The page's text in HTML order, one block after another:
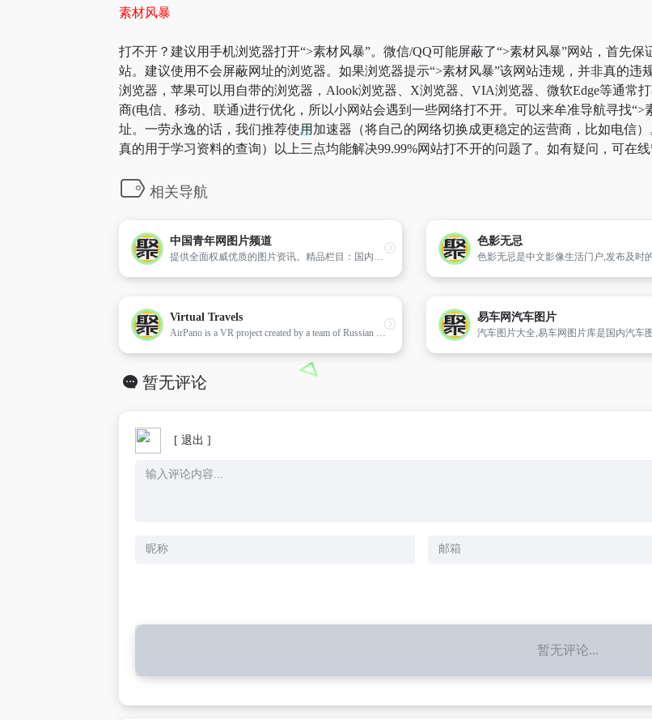
素材风暴
打不开？建议用手机浏览器打开“>素材风暴”。微信/QQ可能屏蔽了“>素材风暴”网站，首先
站。建议使用不会屏蔽网址的浏览器。如果浏览器提示“>素材风暴”该网站违规，并非真的
浏览器，苹果可以用自带的浏览器，Alook浏览器、X浏览器、VIA浏览器、微软Edge等通常
商(电信、移动、联通)进行优化，所以小网站会遇到一些网络打不开。可以来牟准导航寻找“>
址。一劳永逸的话，我们推荐使用加速器（将自己的网络切换成更稳定的运营商，比如电信
真的用于学习资料的查询）以上三点均能解决99.99%网站打不开的问题了。如有疑问，可在
相关导航
中国青年网图片频道
提供全面权威优质的图片资讯。精品栏目：国内图片,社会图片,国际图片,军事图片,视觉联盟,图片专题,图片故事
色影无忌
Virtual Travels
AirPano is a VR project created by a team of Russian photographers focused on taking high-resolution aerial 360° photographs and 360° video. Today AirPano is the largest virtual travel resource in the world -- by geographical coverage, number of aerial photographs, and artistic and technical quality of the images — featuring 360° panoramas and 360° videos of the highest quality shot from a bird's eye view.
易车网汽车图片
暂无评论
[ 退出 ]
暂无评论...